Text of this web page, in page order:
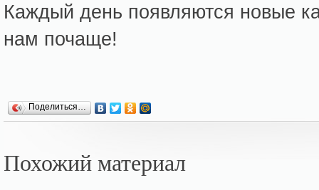
Каждый день появляются новые
нам почаще!
Поделиться…
Похожий материал